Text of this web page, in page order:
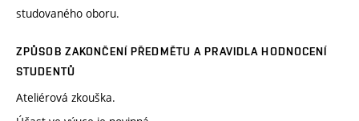
studovaného oboru.
ZPŮSOB ZAKONČENÍ PŘEDMĚTU A PRAVIDLA HODNOCENÍ
STUDENTŮ
Ateliérová zkouška.